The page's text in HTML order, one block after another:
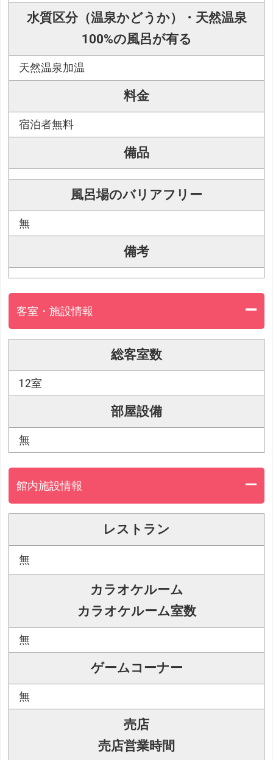
水質区分（温泉かどうか）・天然温泉
100%の風呂が有る
天然温泉加温
料金
宿泊者無料
備品
風呂場のバリアフリー
無
備考
客室・施設情報
総客室数
12室
部屋設備
無
館内施設情報
レストラン
無
カラオケルーム
カラオケルーム室数
無
ゲームコーナー
無
売店
売店営業時間